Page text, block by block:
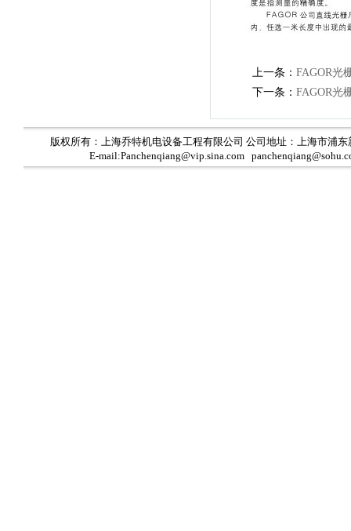
上一条： FAGOR光
下一条： FAGOR光
版权所有：上海乔特机电设备工程有限公司 公司地址：上海市浦
E-mail:Panchenqiang@vip.sina.com